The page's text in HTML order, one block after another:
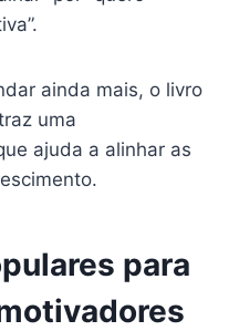
ainda mais, o livro
uma
ajuda a alinhar as
para